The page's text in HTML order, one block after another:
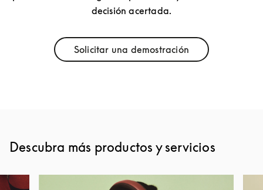
decisión acertada.
Solicitar una demostración
Link Opens in New Tab
Descubra más productos y servicios